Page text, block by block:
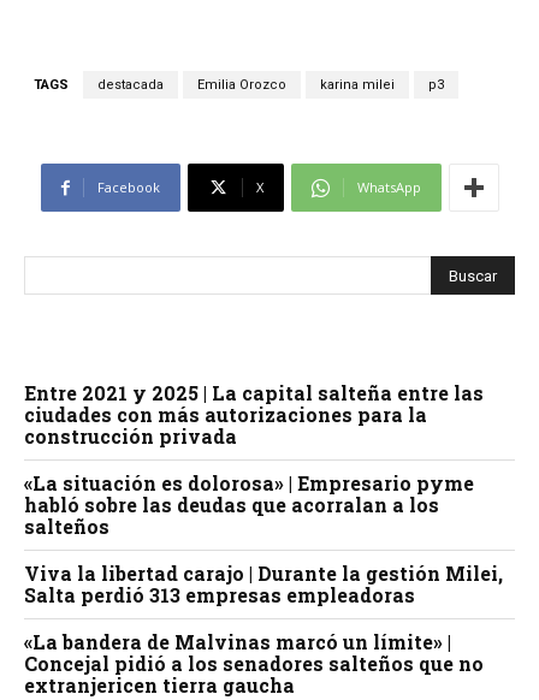
TAGS destacada Emilia Orozco karina milei p3
Facebook X WhatsApp
Entre 2021 y 2025 | La capital salteña entre las
ciudades con más autorizaciones para la
construcción privada
«La situación es dolorosa» | Empresario pyme
habló sobre las deudas que acorralan a los
salteños
Viva la libertad carajo | Durante la gestión Milei,
Salta perdió 313 empresas empleadoras
«La bandera de Malvinas marcó un límite» |
Concejal pidió a los senadores salteños que no
extranjericen tierra gaucha